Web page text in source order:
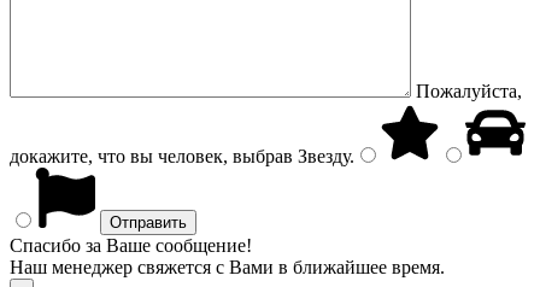
Пожалуйста,
докажите, что вы человек, выбрав Звезду.
Спасибо за Ваше сообщение!
Наш менеджер свяжется с Вами в ближайшее время.